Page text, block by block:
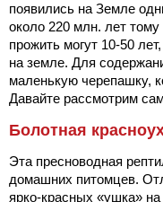
появились на Земле
около 220 млн. лет
прожить могут 10-50
на земле. Для
маленькую черепашку,
Давайте рассмотрим
Болотная
Эта пресноводная
домашних питомцев.
ярко-красных «ушка»